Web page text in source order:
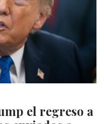
el regreso a